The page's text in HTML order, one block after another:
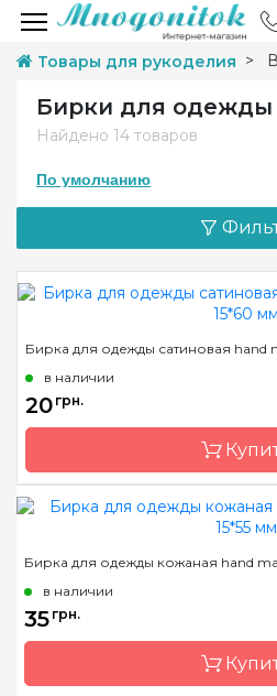
Товары для рукоделия
Бирки для
Найдено 14 товаров
По умолчанию
Бирка для одежды сатиновая hand
в наличии
20 грн.
Бирка для одежды кожаная hand
в наличии
35 грн.